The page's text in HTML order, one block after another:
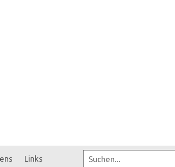
Links